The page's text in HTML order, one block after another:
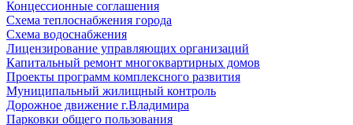
Концессионные соглашения
Схема теплоснабжения города
Схема водоснабжения
Лицензирование управляющих организаций
Капитальный ремонт многоквартирных домов
Проекты программ комплексного развития
Муниципальный жилищный контроль
Дорожное движение г.Владимира
Парковки общего пользования